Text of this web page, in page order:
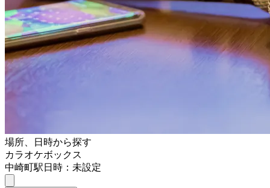
場所、日時から探す
カラオケボックス
中崎町駅日時：未設定